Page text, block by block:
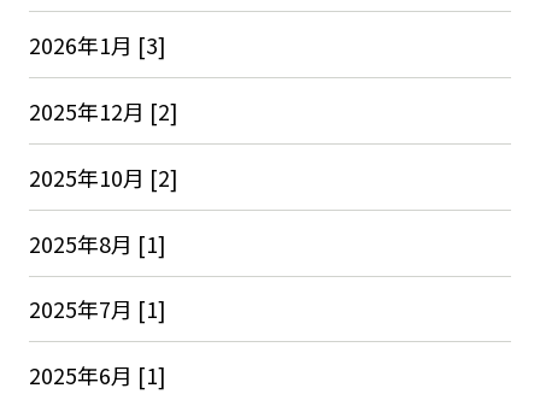
2026年1月 [3]
2025年12月 [2]
2025年10月 [2]
2025年8月 [1]
2025年7月 [1]
2025年6月 [1]